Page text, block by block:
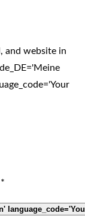
and website in
*